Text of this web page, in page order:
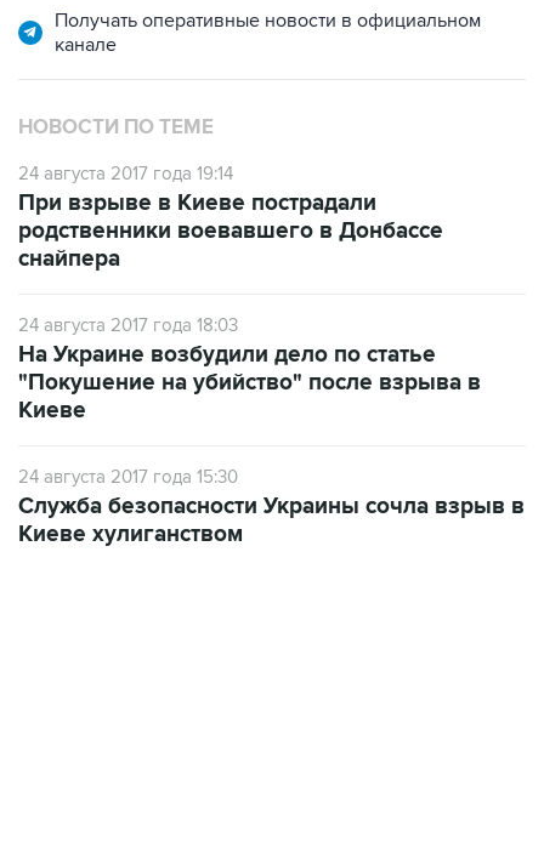
Получать оперативные новости в официальном
канале
НОВОСТИ ПО ТЕМЕ
24 августа 2017 года 19:14
При взрыве в Киеве пострадали
родственники воевавшего в Донбассе
снайпера
24 августа 2017 года 18:03
На Украине возбудили дело по статье
"Покушение на убийство" после взрыва в
Киеве
24 августа 2017 года 15:30
Служба безопасности Украины сочла взрыв в
Киеве хулиганством